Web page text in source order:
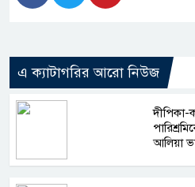
এ ক্যাটাগরির আরো নিউজ
দীপিকা-
আলিয়া